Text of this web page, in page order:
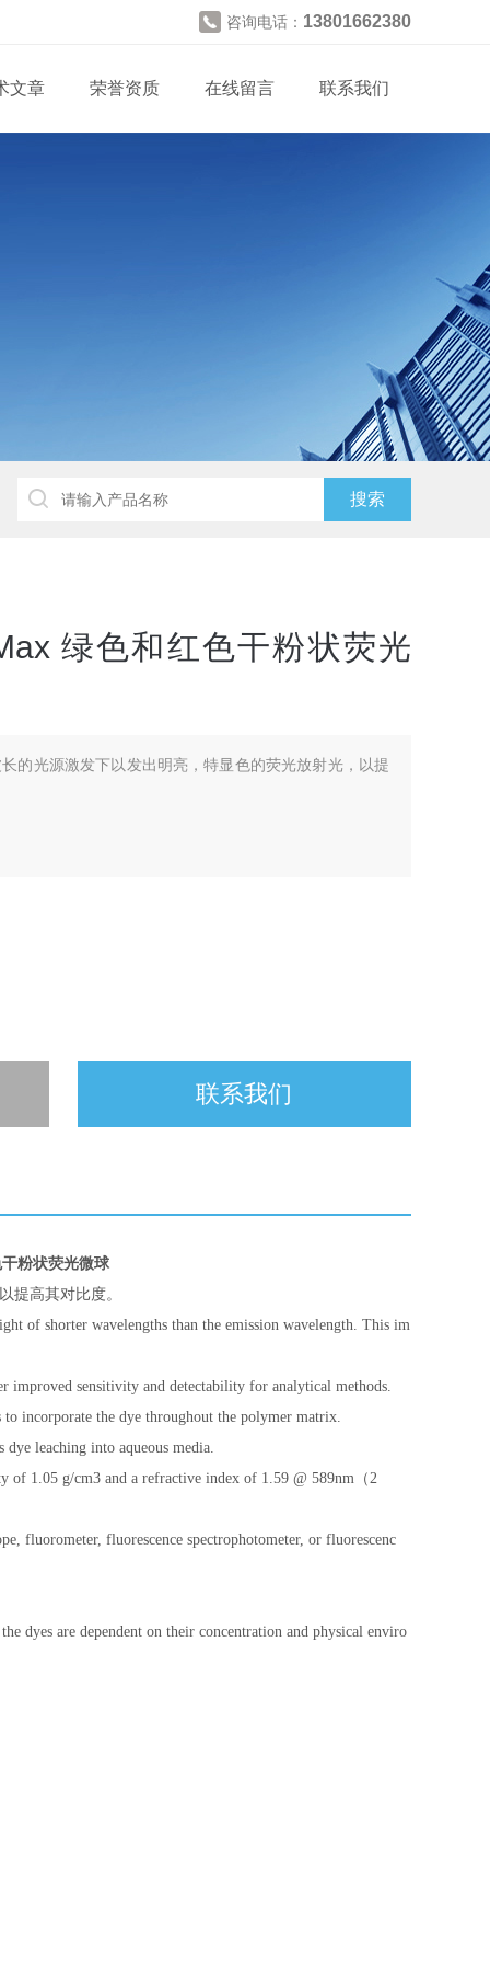
咨询电话： 13801662380
文章 荣誉资质 在线留言 联系我们
绿色和红色干粉状荧光
的光源激发下以发出明亮，特显色的荧光放射光，以提
联系我们
粉状荧光微球
提高其对比度。
of shorter wavelengths than the emission wavelength. This im
improved sensitivity and detectability for analytical methods.
incorporate the dye throughout the polymer matrix.
leaching into aqueous media.
of 1.05 g/cm3 and a refractive index of 1.59 @ 589nm（2
fluorometer, fluorescence spectrophotometer, or fluorescenc
dyes are dependent on their concentration and physical enviro